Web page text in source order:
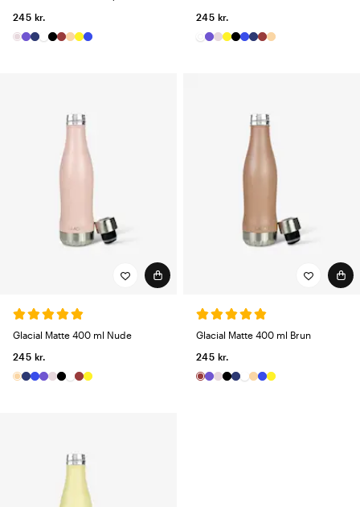
245 kr.
245 kr.
Glacial Matte 400 ml Nude
245 kr.
Glacial Matte 400 ml Brun
245 kr.